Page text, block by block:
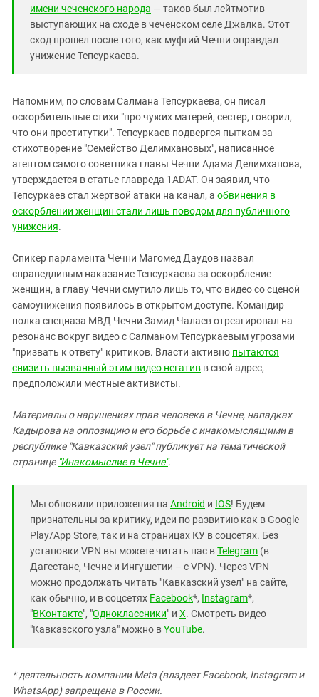
имени чеченского народа — таков был лейтмотив
выступающих на сходе в чеченском селе Джалка. Этот
сход прошел после того, как муфтий Чечни оправдал
унижение Тепсуркаева.
Напомним, по словам Салмана Тепсуркаева, он писал
оскорбительные стихи "про чужих матерей, сестер, говорил,
что они проститутки". Тепсуркаев подвергся пыткам за
стихотворение "Семейство Делимхановых", написанное
агентом самого советника главы Чечни Адама Делимханова,
утверждается в статье главреда 1ADAT. Он заявил, что
Тепсуркаев стал жертвой атаки на канал, а обвинения в
оскорблении женщин стали лишь поводом для публичного
унижения.
Спикер парламента Чечни Магомед Даудов назвал
справедливым наказание Тепсуркаева за оскорбление
женщин, а главу Чечни смутило лишь то, что видео со сценой
самоунижения появилось в открытом доступе. Командир
полка спецназа МВД Чечни Замид Чалаев отреагировал на
резонанс вокруг видео с Салманом Тепсуркаевым угрозами
"призвать к ответу" критиков. Власти активно пытаются
снизить вызванный этим видео негатив в свой адрес,
предположили местные активисты.
Материалы о нарушениях прав человека в Чечне, нападках
Кадырова на оппозицию и его борьбе с инакомыслящими в
республике "Кавказский узел" публикует на тематической
странице "Инакомыслие в Чечне".
Мы обновили приложения на Android и IOS! Будем
признательны за критику, идеи по развитию как в Google
Play/App Store, так и на страницах КУ в соцсетях. Без
установки VPN вы можете читать нас вTelegram (в
Дагестане, Чечне и Ингушетии – с VPN). Через VPN
можно продолжать читать "Кавказский узел" на сайте,
как обычно, и в соцсетях Facebook*, Instagram*,
"ВКонтакте", "Одноклассники" и X. Смотреть видео
"Кавказского узла" можно вYouTube.
* деятельность компании Meta (владеет Facebook, Instagram и
WhatsApp) запрещена в России.